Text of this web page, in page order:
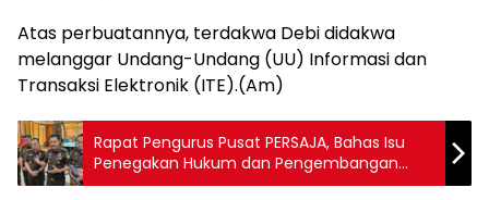
Atas perbuatannya, terdakwa Debi didakwa
melanggar Undang-Undang (UU) Informasi dan
Transaksi Elektronik (ITE).(Am)
Rapat Pengurus Pusat PERSAJA, Bahas Isu
Penegakan Hukum dan Pengembangan
Organisasi